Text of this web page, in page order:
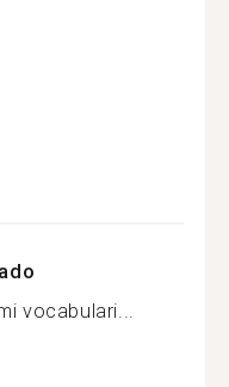
vocabulari...